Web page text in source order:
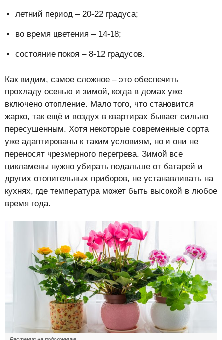
летний период – 20-22 градуса;
во время цветения – 14-18;
состояние покоя – 8-12 градусов.
Как видим, самое сложное – это обеспечить
прохладу осенью и зимой, когда в домах уже
включено отопление. Мало того, что становится
жарко, так ещё и воздух в квартирах бывает сильно
пересушенным. Хотя некоторые современные сорта
уже адаптированы к таким условиям, но и они не
переносят чрезмерного перегрева. Зимой все
цикламены нужно убирать подальше от батарей и
других отопительных приборов, не устанавливать на
кухнях, где температура может быть высокой в любое
время года.